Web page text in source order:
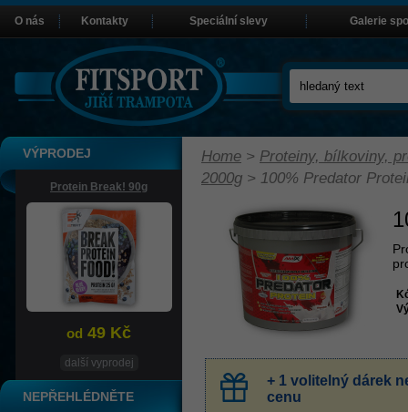
Home > Proteiny, bílkoviny,
2000g > 100% Predator
+ 1 volitelný dárek
cenu
VÝPRODEJ
Protein Break! 90g
od 49 Kč
další vyprodej
NEPŘEHLÉDNĚTE
O nás Kontakty Speciální slevy Galerie